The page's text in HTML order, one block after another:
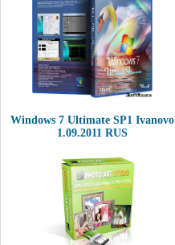
Windows 7 Ultimate SP1 Ivanovo
1.09.2011 RUS